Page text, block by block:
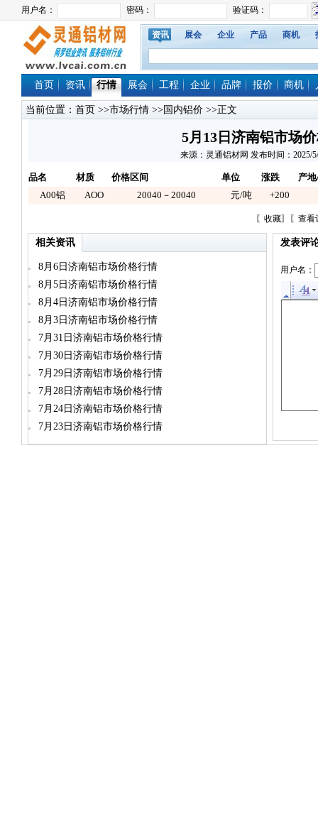
资讯 展会 企业 产品 商机
首页 资讯 行情 展会 工程 企业 品牌 报价 商机
当前位置： 首页 >>市场行情 >>国内铝价 >>正文
5月13日济南铝市场
来源：灵通铝材网 发布时间：2025/
品名 材质 价格区间 单位 涨跌
产
A00铝
AOO 20040－20040 元/吨 +200
〖 收藏〗〖 查看
相关资讯
8月6日济南铝市场价格行情
8月5日济南铝市场价格行情
8月4日济南铝市场价格行情
8月3日济南铝市场价格行情
7月31日济南铝市场价格行情
7月30日济南铝市场价格行情
7月29日济南铝市场价格行情
7月28日济南铝市场价格行情
7月24日济南铝市场价格行情
7月23日济南铝市场价格行情
发表评
用户名：